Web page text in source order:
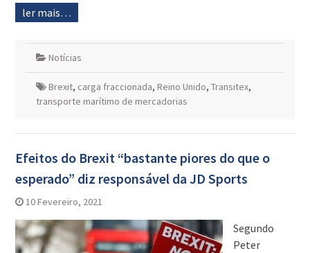
ler mais…
Notícias
Brexit, carga fraccionada, Reino Unido, Transitex,
transporte marítimo de mercadorias
Efeitos do Brexit “bastante piores do que o
esperado” diz responsável da JD Sports
10 Fevereiro, 2021
Segundo
Peter